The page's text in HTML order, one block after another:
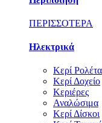
ΠΕΡΙΣΣΟΤΕΡΑ
Ηλεκτρικά
Κερί Ρολέτα
Κερί Δοχείο
Κεριέρες
Αναλώσιμα
Κερί Δίσκοι